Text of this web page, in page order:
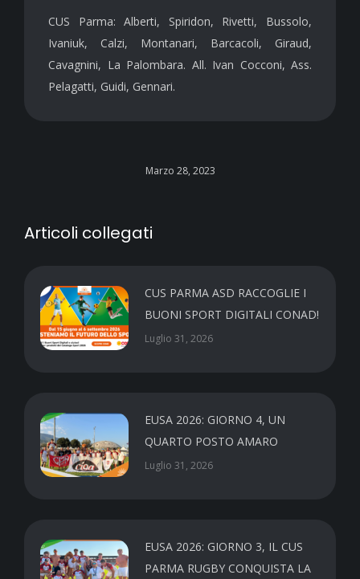
CUS Parma: Alberti, Spiridon, Rivetti, Bussolo,
Ivaniuk, Calzi, Montanari, Barcacoli, Giraud,
Cavagnini, La Palombara. All. Ivan Cocconi, Ass.
Pelagatti, Guidi, Gennari.
Marzo 28, 2023
Articoli collegati
CUS PARMA ASD RACCOGLIE I
BUONI SPORT DIGITALI CONAD!
Luglio 31, 2026
EUSA 2026: GIORNO 4, UN
QUARTO POSTO AMARO
Luglio 31, 2026
EUSA 2026: GIORNO 3, IL CUS
PARMA RUGBY CONQUISTA LA